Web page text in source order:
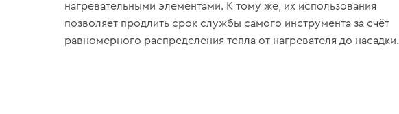
нагревательными элементами. К тому же, их использования
позволяет продлить срок службы самого инструмента за счёт
равномерного распределения тепла от нагревателя до насадки.